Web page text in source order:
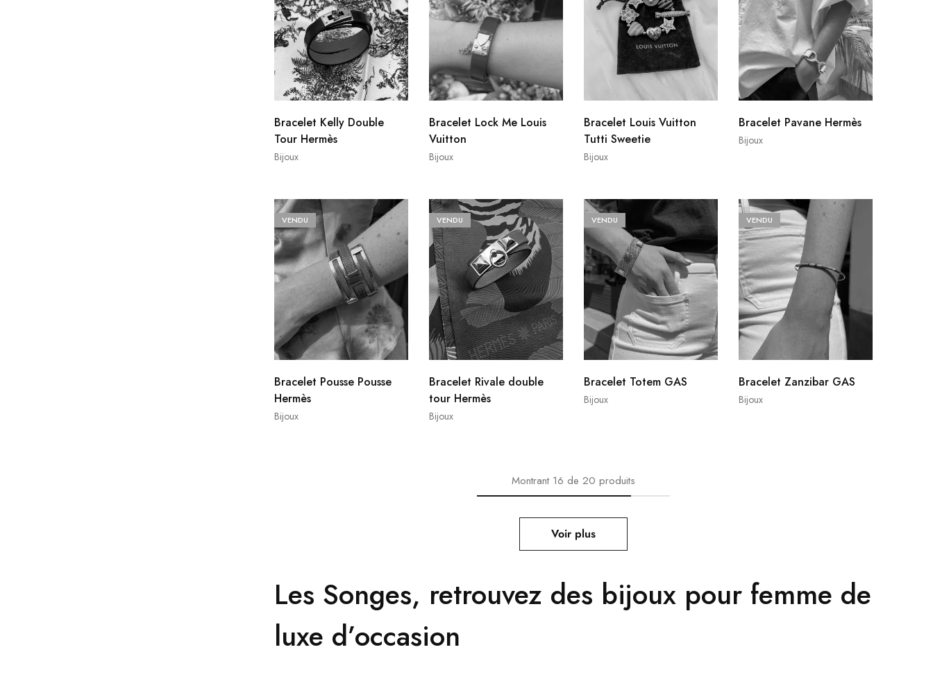
Bijoux
Bracelet Kelly Double
Tour Hermès
Bijoux
Bracelet Lock Me Louis
Vuitton
Bijoux
Bracelet Louis Vuitton
Tutti Sweetie
Bijoux
Bracelet Pavane Hermès
VENDU
Bijoux
Bracelet Pousse Pousse
Hermès
VENDU
Bijoux
Bracelet Rivale double
tour Hermès
VENDU
Bijoux
Bracelet Totem GAS
VENDU
Bijoux
Bracelet Zanzibar GAS
Montrant16 de 20 produits
Voir plus
Les Songes, retrouvez des bijoux pour femme de
luxe d’occasion